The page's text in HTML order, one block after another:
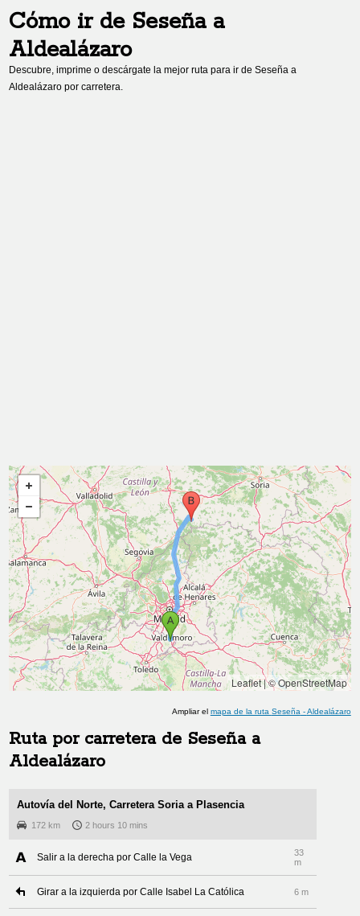
Cómo ir de Seseñaa
Aldealázaro
Descubre, imprime o descárgate la mejor ruta para ir deSeseña a
Aldealázaro por carretera.
Leaflet|© OpenStreetMap
Ampliar el mapa de la ruta Seseña -Aldealázaro
Ruta por carretera de Seseñaa
Aldealázaro
Autovía del Norte, Carretera Soria a Plasencia
172 km 2 hours 10 mins
Salir a la derecha por Calle la Vega
33
m
Girar a la izquierda por Calle Isabel La Católica 6 m